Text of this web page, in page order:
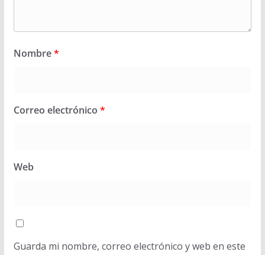
Nombre*
Correo electrónico *
Web
Guarda mi nombre, correo electrónico y web en este